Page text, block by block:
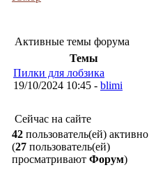
Активные темы форума
Темы
Пилки для лобзика
19/10/2024 10:45 - blimi
Сейчас на сайте
42 пользователь(ей) активно
(27 пользователь(ей)
просматривают Форум)